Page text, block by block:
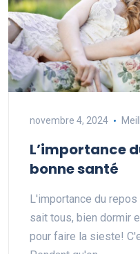
novembre 4, 2024
L’importance
bonne santé
L'importance du repos
sait tous, bien dormir
pour faire la sieste!